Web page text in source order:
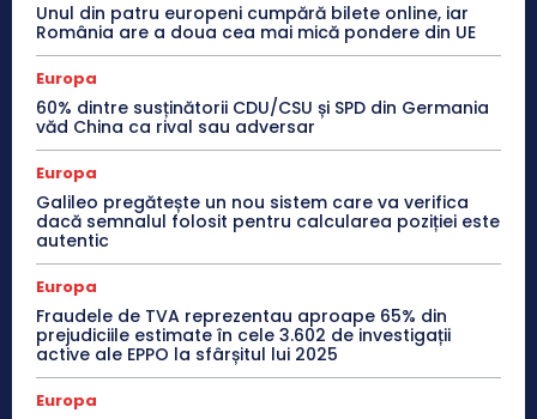
Unul din patru europeni cumpără bilete online, iar
România are a doua cea mai mică pondere din UE
Europa
60% dintre susținătorii CDU/CSU și SPD din Germania
văd China ca rival sau adversar
Europa
Galileo pregătește un nou sistem care va verifica
dacă semnalul folosit pentru calcularea poziției este
autentic
Europa
Fraudele de TVA reprezentau aproape 65% din
prejudiciile estimate în cele 3.602 de investigații
active ale EPPO la sfârșitul lui 2025
Europa